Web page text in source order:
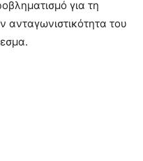
για τη
ανταγωνιστικότητα του